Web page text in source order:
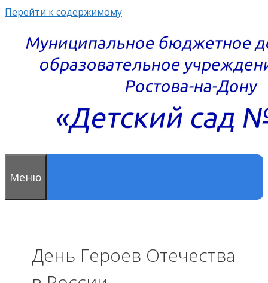
Перейти к содержимому
Меню
День Героев Отечества